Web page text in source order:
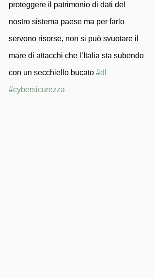
proteggere il patrimonio di dati del
nostro sistema paese ma per farlo
servono risorse, non si può svuotare il
mare di attacchi che l’Italia sta subendo
con un secchiello bucato #dl
#cybersicurezza